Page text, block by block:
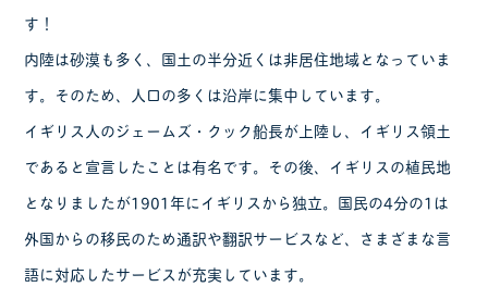
す！
内陸は砂漠も多く、国土の半分近くは非居住地域となっていま
す。そのため、人口の多くは沿岸に集中しています。
イギリス人のジェームズ・クック船長が上陸し、イギリス領土
であると宣言したことは有名です。その後、イギリスの植民地
となりましたが1901年にイギリスから独立。国民の4分の1は
外国からの移民のため通訳や翻訳サービスなど、さまざまな言
語に対応したサービスが充実しています。